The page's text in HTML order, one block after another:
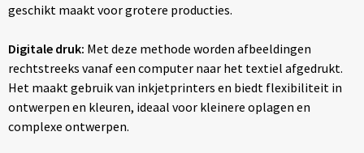
geschikt maakt voor grotere producties.
Digitale druk: Met deze methode worden afbeeldingen
rechtstreeks vanaf een computer naar het textiel afgedrukt.
Het maakt gebruik van inkjetprinters en biedt flexibiliteit in
ontwerpen en kleuren, ideaal voor kleinere oplagen en
complexe ontwerpen.